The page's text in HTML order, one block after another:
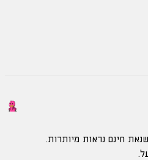
חינם נראות מיותרות.